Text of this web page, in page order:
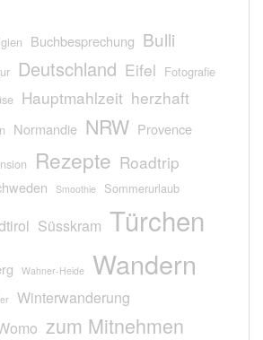
Buchbesprechung Bulli
Deutschland Eifel Fotografie
Hauptmahlzeit herzhaft
Normandie NRW Provence
Rezepte Roadtrip
Smoothie Sommerurlaub
Süsskram Türchen
Wahner-Heide Wandern
Winterwanderung
zum Mitnehmen